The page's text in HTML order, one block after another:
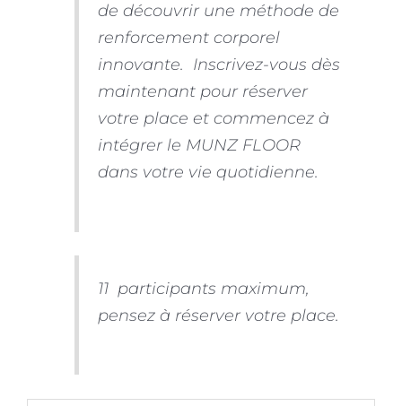
de découvrir une méthode de
renforcement corporel
innovante. Inscrivez-vous dès
maintenant pour réserver
votre place et commencez à
intégrer le MUNZ FLOOR
dans votre vie quotidienne.
11 participants maximum,
pensez à réserver votre place.